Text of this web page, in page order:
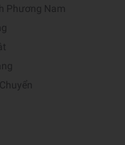
Phương Nam